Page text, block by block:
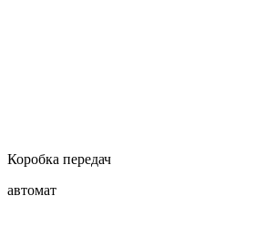
Коробка передач
автомат